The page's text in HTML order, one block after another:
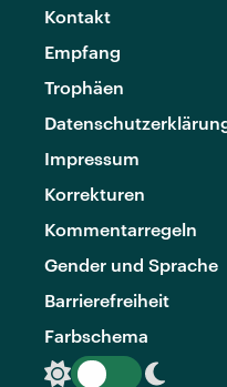
Kontakt
Empfang
Trophäen
Impressum
Korrekturen
Kommentarregeln
Gender und Sprache
Barrierefreiheit
Farbschema